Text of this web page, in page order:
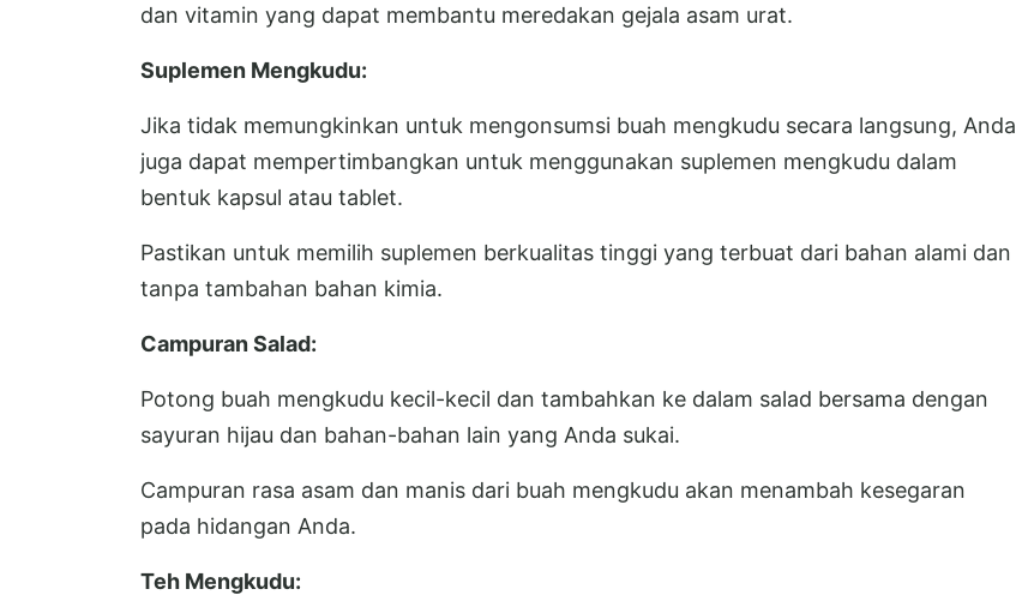
dan vitamin yang dapat membantu meredakan gejala asam urat.
Suplemen Mengkudu:
Jika tidak memungkinkan untuk mengonsumsi buah mengkudu secara langsung, Anda
juga dapat mempertimbangkan untuk menggunakan suplemen mengkudu dalam
bentuk kapsul atau tablet.
Pastikan untuk memilih suplemen berkualitas tinggi yang terbuat dari bahan alami dan
tanpa tambahan bahan kimia.
Campuran Salad:
Potong buah mengkudu kecil-kecil dan tambahkan ke dalam salad bersama dengan
sayuran hijau dan bahan-bahan lain yang Anda sukai.
Campuran rasa asam dan manis dari buah mengkudu akan menambah kesegaran
pada hidangan Anda.
Teh Mengkudu: